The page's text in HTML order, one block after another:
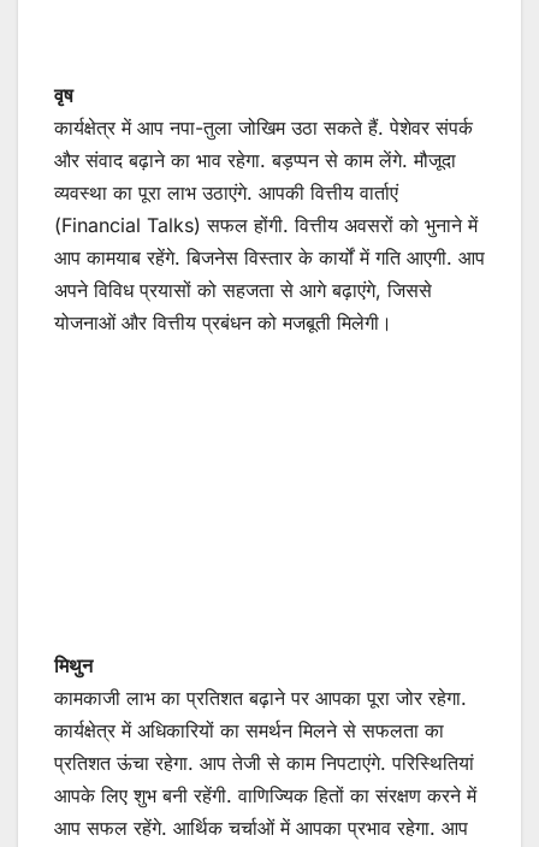
वृष
कार्यक्षेत्र में आप नपा-तुला जोखिम उठा सकते हैं. पेशेवर संपर्क
और संवाद बढ़ाने का भाव रहेगा. बड़प्पन से काम लेंगे. मौजूदा
व्यवस्था का पूरा लाभ उठाएंगे. आपकी वित्तीय वार्ताएं
(Financial Talks) सफल होंगी. वित्तीय अवसरों को भुनाने में
आप कामयाब रहेंगे. बिजनेस विस्तार के कार्यों में गति आएगी. आप
अपने विविध प्रयासों को सहजता से आगे बढ़ाएंगे, जिससे
योजनाओं और वित्तीय प्रबंधन को मजबूती मिलेगी।
मिथुन
कामकाजी लाभ का प्रतिशत बढ़ाने पर आपका पूरा जोर रहेगा.
कार्यक्षेत्र में अधिकारियों का समर्थन मिलने से सफलता का
प्रतिशत ऊंचा रहेगा. आप तेजी से काम निपटाएंगे. परिस्थितियां
आपके लिए शुभ बनी रहेंगी. वाणिज्यिक हितों का संरक्षण करने में
आप सफल रहेंगे. आर्थिक चर्चाओं में आपका प्रभाव रहेगा. आप